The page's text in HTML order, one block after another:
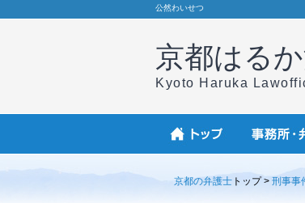
公然わいせつ
京都はる
Kyoto Haruka
京都の弁護士 トップ > 刑事事